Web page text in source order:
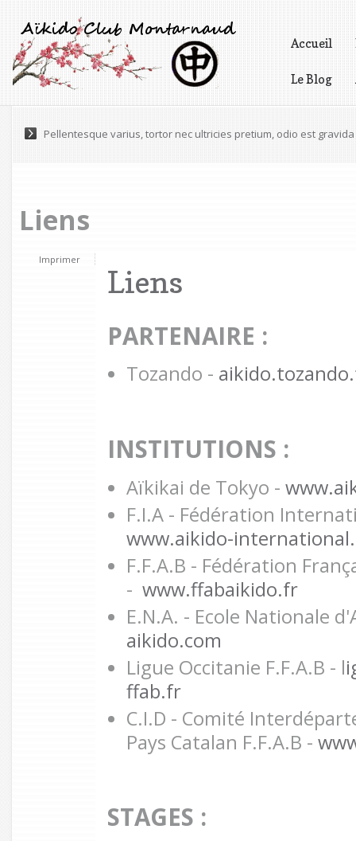
Accueil
Le Blog
Pellentesque varius, tortor nec ultricies pretium, odio est
Liens
Imprimer
Liens
PARTENAIRE :
Tozando -
INSTITUTIONS :
Aïkikai de Tokyo -
F.I.A - Fédération
www.aikido-
F.F.A.B - Fédération
- www.ffabaikido.fr
E.N.A. - Ecole Nationale
aikido.com
Ligue Occitanie F.F.A.B - l
ffab.fr
C.I.D - Comité
Pays Catalan F.F.A.B -
STAGES :